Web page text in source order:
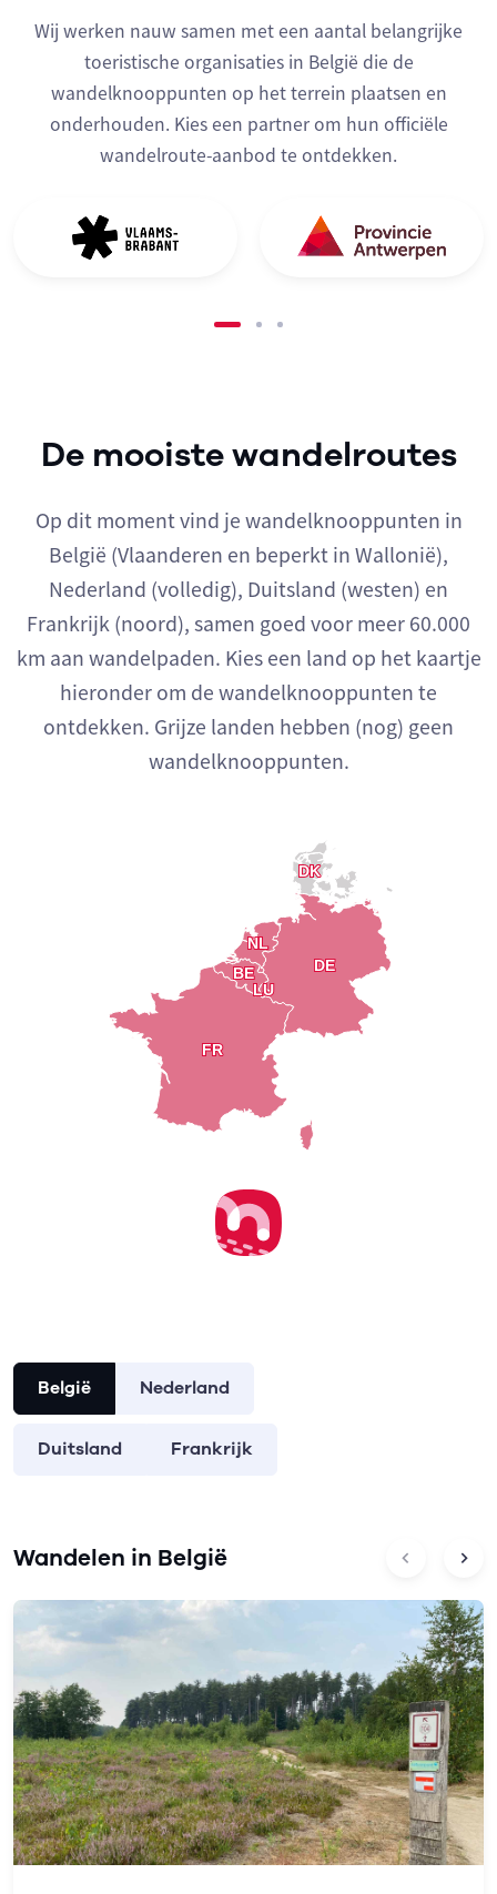
Wij werken nauw samen met een aantal belangrijke
toeristische organisaties in België die de
wandelknooppunten op het terrein plaatsen en
onderhouden. Kies een partner om hun officiële
wandelroute-aanbod te ontdekken.
De mooiste wandelroutes
Op dit moment vind je wandelknooppunten in
België (Vlaanderen en beperkt in Wallonië),
Nederland (volledig), Duitsland (westen) en
Frankrijk (noord), samen goed voor meer 60.000
km aan wandelpaden. Kies een land op het kaartje
hieronder om de wandelknooppunten te
ontdekken. Grijze landen hebben (nog) geen
wandelknooppunten.
België Nederland
Duitsland Frankrijk
Wandelen in België